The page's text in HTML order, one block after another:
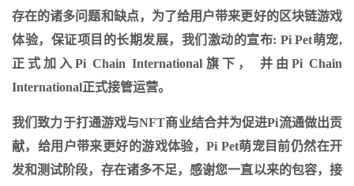
存在的诸多问题和缺点，为了给用户带来更好的区块链游戏
体验，保证项目的长期发展，我们激动的宣布: Pi Pet萌宠,
正式加入Pi Chain International旗下， 并由Pi Chain
International正式接管运营。
我们致力于打通游戏与NFT商业结合并为促进Pi流通做出贡
献，给用户带来更好的游戏体验，Pi Pet萌宠目前仍然在开
发和测试阶段，存在诸多不足，感谢您一直以来的包容，接